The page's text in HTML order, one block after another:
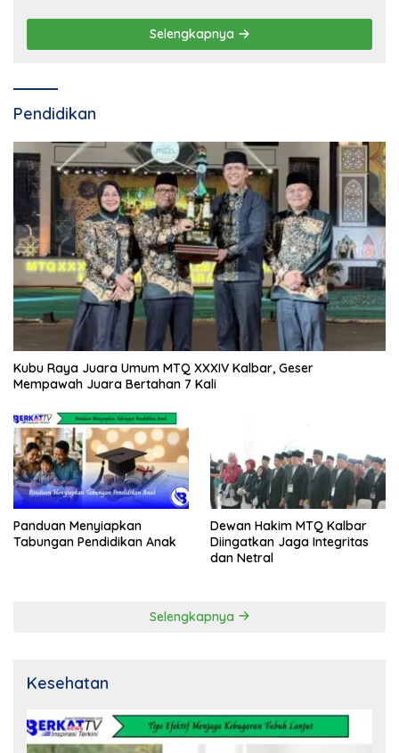
Selengkapnya
Pendidikan
Kubu Raya Juara Umum MTQ XXXIV Kalbar, Geser
Mempawah Juara Bertahan 7 Kali
Panduan Menyiapkan
Tabungan Pendidikan Anak
Dewan Hakim MTQ Kalbar
Diingatkan Jaga Integritas
dan Netral
Selengkapnya
Kesehatan